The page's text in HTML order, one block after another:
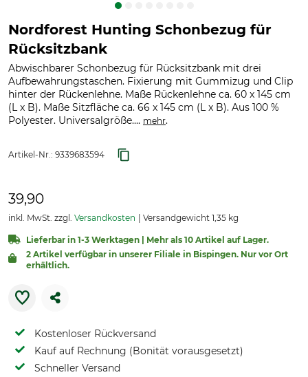
Nordforest Hunting Schonbezug für
Rücksitzbank
Abwischbarer Schonbezug für Rücksitzbank mit drei
Aufbewahrungstaschen. Fixierung mit Gummizug und Clip
hinter der Rückenlehne. Maße Rückenlehne ca. 60 x 145 cm
(L x B). Maße Sitzfläche ca. 66 x 145 cm (L x B). Aus 100 %
Polyester. Universalgröße.... mehr.
Artikel-Nr.: 9339683594
39,90
inkl. MwSt. zzgl. Versandkosten Versandgewicht 1,35 kg
Lieferbar in 1-3 Werktagen | Mehr als 10 Artikel auf Lager.
2 Artikel verfügbar in unserer Filiale in Bispingen. Nur vor Ort
erhältlich.
Kostenloser Rückversand
Kauf auf Rechnung (Bonität vorausgesetzt)
Schneller Versand